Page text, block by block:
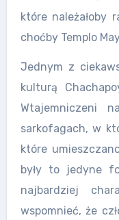
które należałoby
choćby Templo
Jednym z
kulturą
Wtajemniczeni
sarkofagach, w
które
były to jedyne
najbardziej
wspomnieć, że